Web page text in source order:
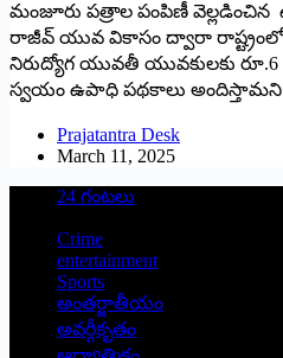
మంజూరు పత్రాల పంపిణీ వెల్లడించిన
రాజీవ్ యువ వికాసం ద్వారా
నిరుద్యోగ యువతీ యువకులకు రూ.6
స్వయం ఉపాధి పథకాలు అందిస్తామని
Prajatantra Desk
March 11, 2025
24 గంటలు
Crime
entertainment
Sports
అంతర్జాతీయం
అవర్గీకృతం